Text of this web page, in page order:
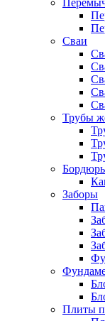
Сваи
Трубы
Заборы
Плиты